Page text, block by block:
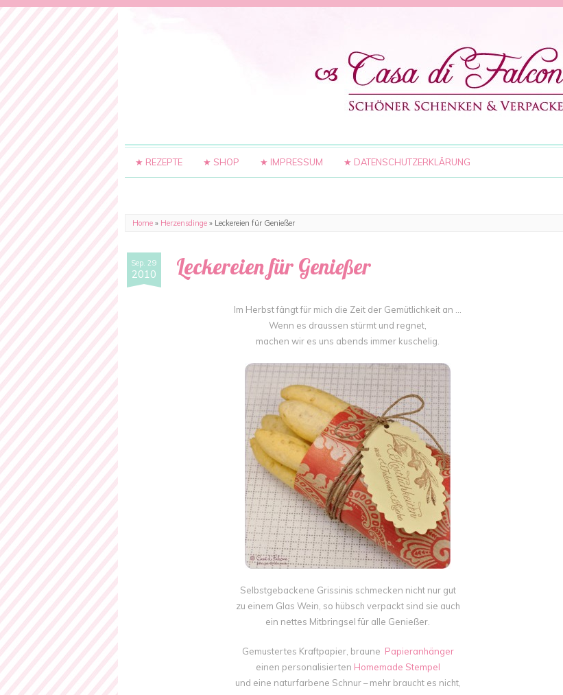
★ REZEPTE ★ SHOP ★ IMPRESSUM ★ DATENSCHUTZERKLÄRUNG
Home » Herzensdinge » Leckereien für Genießer
Sep. 29
2010 Leckereien für Genießer
Im Herbst fängt für mich die Zeit der Gemütlichkeit an …
Wenn es draussen stürmt und regnet,
machen wir es uns abends immer kuschelig.
Selbstgebackene Grissinis schmecken nicht nur gut
zu einem Glas Wein, so hübsch verpackt sind sie auch
ein nettes Mitbringsel für alle Genießer.
Gemustertes Kraftpapier, braune Papieranhänger
einen personalisierten Homemade Stempel
und eine naturfarbene Schnur – mehr braucht es nicht,